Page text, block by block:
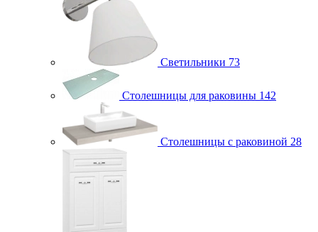
Светильники 73
Столешницы для раковины 142
Столешницы с раковиной 28